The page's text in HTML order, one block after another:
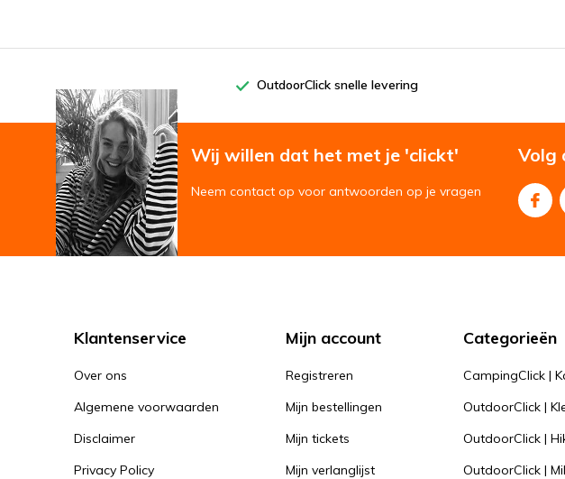
OutdoorClick snelle levering
Wij willen dat het met je 'clickt'
Neem contact op voor antwoorden op je vragen
Volg
Klantenservice
Over ons
Algemene voorwaarden
Disclaimer
Privacy Policy
Mijn account
Registreren
Mijn bestellingen
Mijn tickets
Mijn verlanglijst
Categorieën
CampingClick |
OutdoorClick |
OutdoorClick |
OutdoorClick |